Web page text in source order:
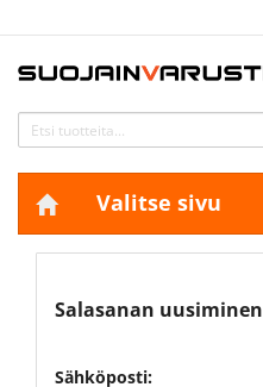
Valitse sivu
Salasanan uusiminen
Sähköposti: